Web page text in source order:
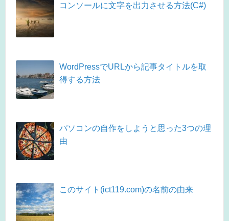
コンソールに文字を出力させる方法(C#)
WordPressでURLから記事タイトルを取
得する方法
パソコンの自作をしようと思った3つの理
由
このサイト(ict119.com)の名前の由来